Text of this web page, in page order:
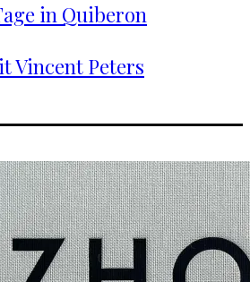
in Quiberon
Vincent Peters